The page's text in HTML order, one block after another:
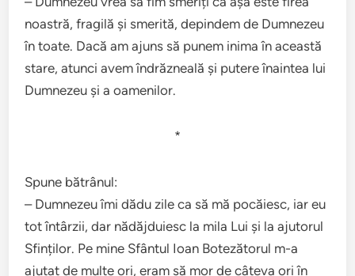
noastră, fragilă și smerită, depindem de Dumnezeu
în toate. Dacă am ajuns să punem inima în această
stare, atunci avem îndrăzneală și putere înaintea lui
Dumnezeu și a oamenilor.
*
Spune bătrânul:
– Dumnezeu îmi dădu zile ca să mă pocăiesc, iar eu
tot întârzii, dar nădăjduiesc la mila Lui și la ajutorul
Sfinților. Pe mine Sfântul Ioan Botezătorul m-a
ajutat de multe ori, eram să mor de câteva ori în